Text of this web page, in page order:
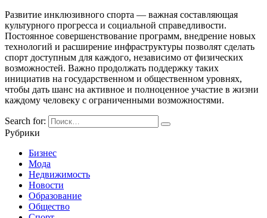
Развитие инклюзивного спорта — важная составляющая
культурного прогресса и социальной справедливости.
Постоянное совершенствование программ, внедрение новых
технологий и расширение инфраструктуры позволят сделать
спорт доступным для каждого, независимо от физических
возможностей. Важно продолжать поддержку таких
инициатив на государственном и общественном уровнях,
чтобы дать шанс на активное и полноценное участие в жизни
каждому человеку с ограниченными возможностями.
Search for:
Рубрики
Бизнес
Мода
Недвижимость
Новости
Образование
Общество